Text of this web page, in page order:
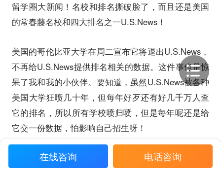
留学圈大新闻！名校和排名撕破脸了，而且还是美国
的常春藤名校和四大排名之一U.S.News！
美国的哥伦比亚大学在周二宣布它将退出U.S.News，
不再给U.S.News提供排名相关的数据。这件事也是惊
呆了我和我的小伙伴。要知道，虽然U.S.News被各种
美国大学狂喷几十年，但每年好歹还有好几千万人查
它的排名，所以所有学校喷归喷，但是每年呢还是给
它交一份数据，怕影响自己招生呀！
其实哥大和U.S.News这个恩怨由来已久了，哥大去年
在线咨询 电话咨询